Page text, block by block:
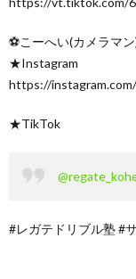
⚽️こーへい(カメラマン
★Instagram
https://
★TikTok
#レガテドリブル塾 #